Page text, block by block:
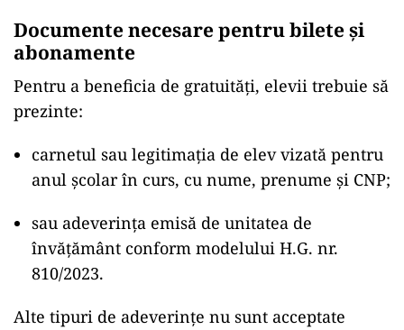
Documente necesare pentru bilete și
abonamente
Pentru a beneficia de gratuități, elevii trebuie să
prezinte:
carnetul sau legitimația de elev vizată pentru
anul școlar în curs, cu nume, prenume și CNP;
sau adeverința emisă de unitatea de
învățământ conform modelului H.G. nr.
810/2023.
Alte tipuri de adeverințe nu sunt acceptate